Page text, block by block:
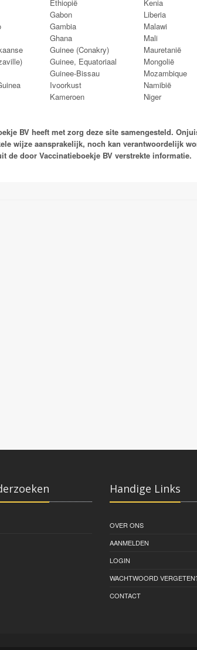
Ethiopië
Gabon
Gambia
Ghana
Guinee (Conakry)
Guinee, Equatoriaal
Guinee-Bissau
Ivoorkust
Kameroen
Kenia
Liberia
Malawi
Mali
Mauretanië
Mongolië
Mozambique
Namibië
Niger
BV heeft met zorg deze site samengesteld.
wijze aansprakelijk, noch kan verantwoordelijk
de door Vaccinatieboekje BV verstrekte informatie.
Handige Links
OVER ONS
AANMELDEN
LOGIN
WACHTWOORD
CONTACT